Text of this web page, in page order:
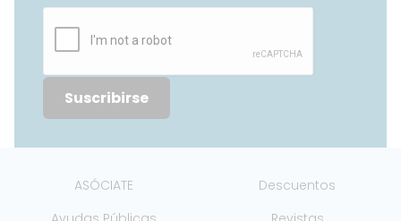
Suscribirse
ASÓCIATE
Descuentos